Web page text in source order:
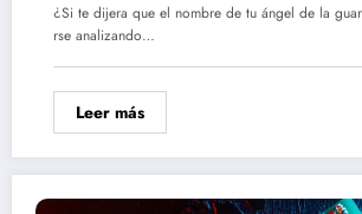
¿Si te dijera que el nombre de tu ángel de la
rse analizando…
Leer más